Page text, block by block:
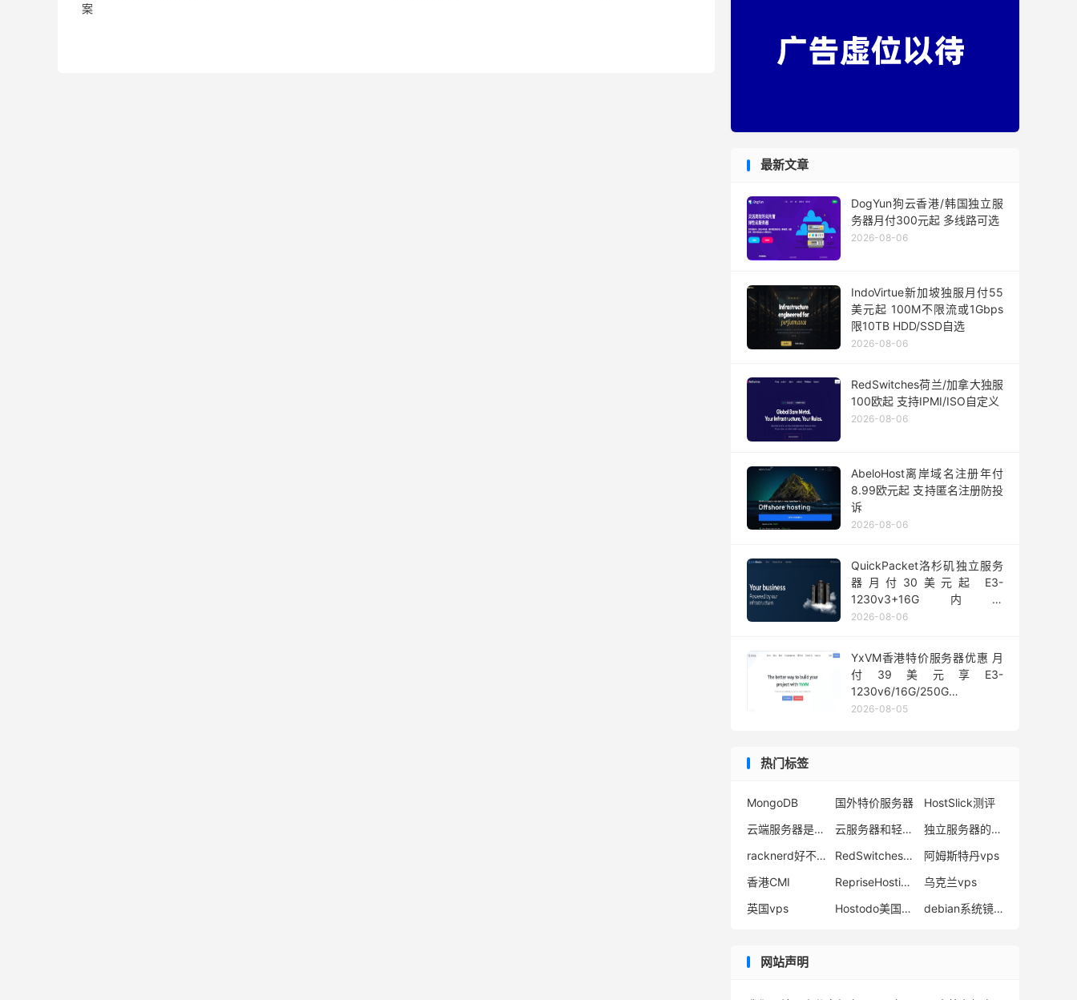
案
最新文章
DogYun狗云香港/韩国独立服
务器月付300元起 多线路可选
2026-08-06
IndoVirtue新加坡独服月付55
美元起 100M不限流或1Gbps
限10TB HDD/SSD自选
2026-08-06
RedSwitches荷兰/加拿大独服
100欧起 支持IPMI/ISO自定义
2026-08-06
AbeloHost离岸域名注册年付
8.99欧元起 支持匿名注册防投
诉
2026-08-06
QuickPacket洛杉矶独立服务
器月付30美元起 E3-
1230v3+16G内存
1Gbps@50TB大流量
2026-08-06
YxVM香港特价服务器优惠 月
付39美元享E3-
1230v6/16G/250G
SSD/10TB流量
2026-08-05
热门标签
MongoDB 国外特价服务器
HostSlick测评
云端服务器是什么
云服务器和轻量应用服务器哪个好
独立服务器的优势
racknerd好不好
RedSwitches优惠码
阿姆斯特丹vps
香港CMI
RepriseHosting独立服务器
乌克兰vps
英国vps
Hostodo美国VPS debian系统镜像下载
网站声明